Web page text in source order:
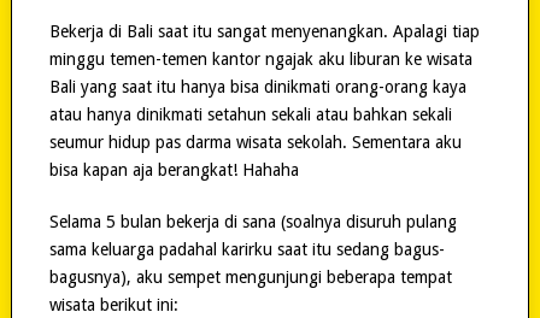
Bekerja di Bali saat itu sangat menyenangkan. Apalagi tiap
minggu temen-temen kantor ngajak aku liburan ke wisata
Bali yang saat itu hanya bisa dinikmati orang-orang kaya
atau hanya dinikmati setahun sekali atau bahkan sekali
seumur hidup pas darma wisata sekolah. Sementara aku
bisa kapan aja berangkat! Hahaha
Selama 5 bulan bekerja di sana (soalnya disuruh pulang
sama keluarga padahal karirku saat itu sedang bagus-
bagusnya), aku sempet mengunjungi beberapa tempat
wisata berikut ini: